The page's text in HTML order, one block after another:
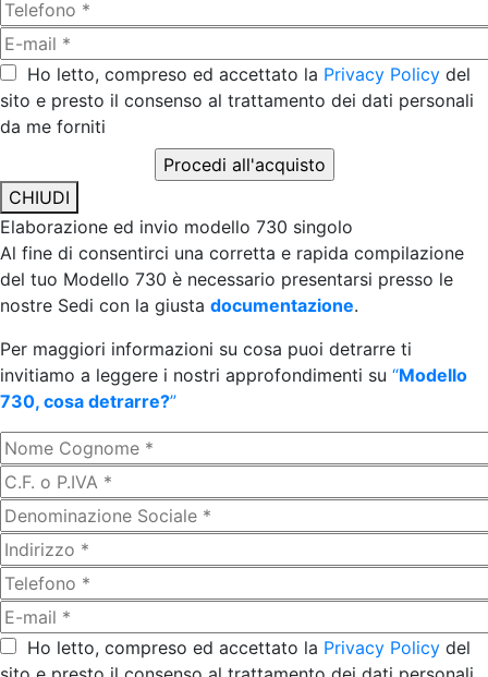
Ho letto, compreso ed accettato la Privacy Policy del
sito e presto il consenso al trattamento dei dati personali
da me forniti
CHIUDI
Elaborazione ed invio modello 730 singolo
Al fine di consentirci una corretta e rapida compilazione
del tuo Modello 730 è necessario presentarsi presso le
nostre Sedi con la giusta documentazione.
Per maggiori informazioni su cosa puoi detrarre ti
invitiamo a leggere i nostri approfondimenti su “Modello
730, cosa detrarre?”
Ho letto, compreso ed accettato la Privacy Policy del